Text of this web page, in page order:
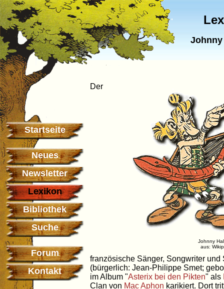
Startseite
Neues
Newsletter
Lexikon
Bibliothek
Suche
Forum
Kontakt
Johnny
aus:
Der
französische Sänger, Songwriter
(bürgerlich: Jean-Philippe Smet;
im Album "Asterix bei den Pikten" als
Clan von Mac Aphon karikiert. Dort